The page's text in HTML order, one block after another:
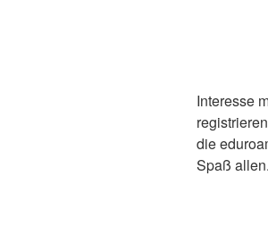
Interesse
die
Spaß allen.